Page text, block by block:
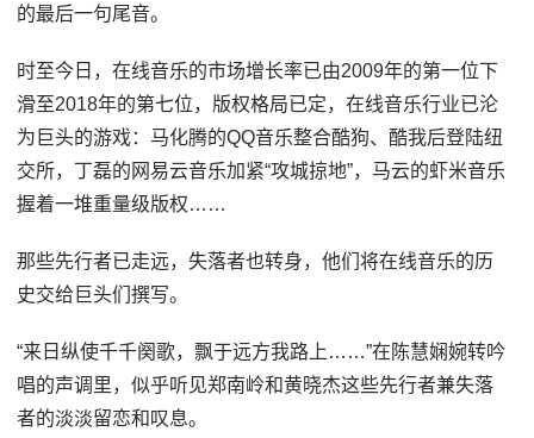
的最后一句尾音。
时至今日，在线音乐的市场增长率已由2009年的第一位下
滑至2018年的第七位，版权格局已定，在线音乐行业已沦
为巨头的游戏：马化腾的QQ音乐整合酷狗、酷我后登陆纽
交所，丁磊的网易云音乐加紧“攻城掠地”，马云的虾米音乐
握着一堆重量级版权……
那些先行者已走远，失落者也转身，他们将在线音乐的历
史交给巨头们撰写。
“来日纵使千千阕歌，飘于远方我路上……”在陈慧娴婉转吟
唱的声调里，似乎听见郑南岭和黄晓杰这些先行者兼失落
者的淡淡留恋和叹息。